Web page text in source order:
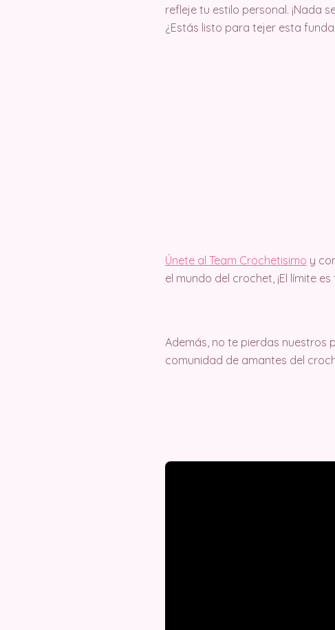
refleje tu estilo personal. ¡Nada
¿Estás listo para tejer esta
Únete al Team Crochetisimo y
el mundo del crochet, ¡El límite
Además, no te pierdas nuestros
comunidad de amantes del